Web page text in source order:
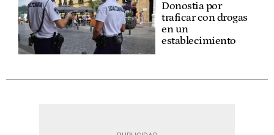
Donostia por
traficar con drogas
en un
establecimiento